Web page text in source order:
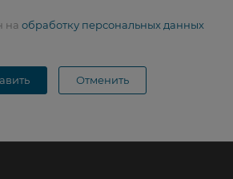
на обработку персональных данных
Отменить